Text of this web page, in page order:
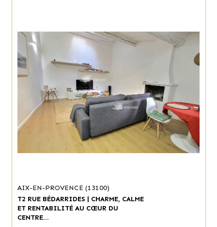
AIX-EN-PROVENCE (13100)
T2 RUE BÉDARRIDES | CHARME, CALME
ET RENTABILITÉ AU CŒUR DU
CENTRE...